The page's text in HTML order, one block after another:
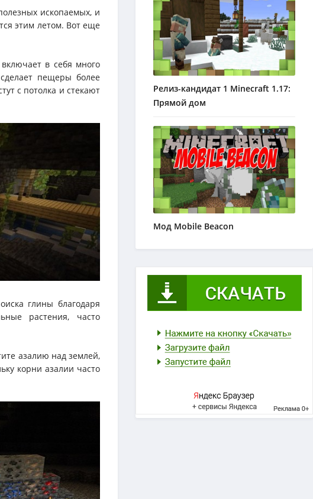
ископаемых, и
этим летом. Вот еще
в себя много
пещеры более
с потолка и стекают
глины благодаря
растения, часто
азалию над землей,
корни азалии часто
Релиз-кандидат 1 Minecraft 1.17:
Прямой дом
Мод Mobile Beacon